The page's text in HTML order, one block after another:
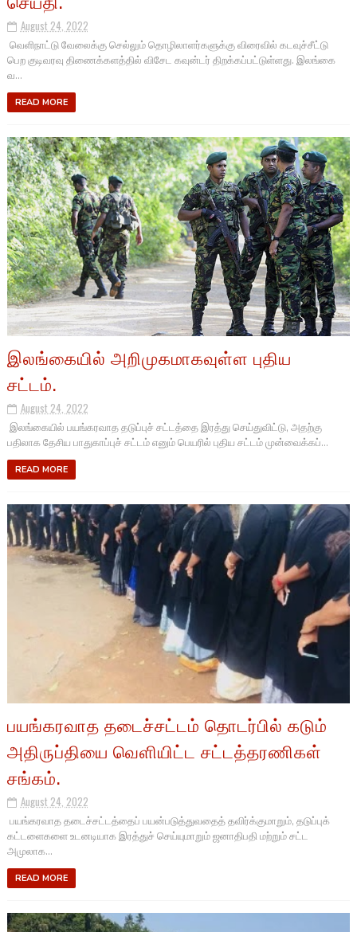
August 24, 2022
வெளிநாட்டு வேலைக்கு செல்லும் தொழிலாளர்களுக்கு விரைவில் கடவுச்சீட்டு
பெற குடிவரவு திணைக்களத்தில் விசேட கவுன்டர் திறக்கப்பட்டுள்ளது. இலங்கை
வ...
READ MORE
இலங்கையில் அறிமுகமாகவுள்ள புதிய
சட்டம்.
August 24, 2022
இலங்கையில் பயங்கரவாத தடுப்புச் சட்டத்தை இரத்து செய்துவிட்டு, அதற்கு
பதிலாக தேசிய பாதுகாப்புச் சட்டம் எனும் பெயரில் புதிய சட்டம் முன்வைக்கப்...
READ MORE
பயங்கரவாத தடைச்சட்டம் தொடர்பில் கடும்
அதிருப்தியை வெளியிட்ட சட்டத்தரணிகள்
சங்கம்.
August 24, 2022
பயங்கரவாத தடைச்சட்டத்தைப் பயன்படுத்துவதைத் தவிர்க்குமாறும், தடுப்புக்
கட்டளைகளை உடனடியாக இரத்துச் செய்யுமாறும் ஜனாதிபதி மற்றும் சட்ட
அமுலாக...
READ MORE